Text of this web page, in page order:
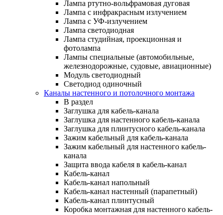
Лампа ртутно-вольфрамовая дуговая
Лампа с инфракрасным излучением
Лампа с УФ-излучением
Лампа светодиодная
Лампа студийная, проекционная и
фотолампа
Лампы специальные (автомобильные,
железнодорожные, судовые, авиационные)
Модуль светодиодный
Светодиод одиночный
Каналы настенного и потолочного монтажа
В раздел
Заглушка для кабель-канала
Заглушка для настенного кабель-канала
Заглушка для плинтусного кабель-канала
Зажим кабельный для кабель-канала
Зажим кабельный для настенного кабель-
канала
Защита ввода кабеля в кабель-канал
Кабель-канал
Кабель-канал напольный
Кабель-канал настенный (парапетный)
Кабель-канал плинтусный
Коробка монтажная для настенного кабель-